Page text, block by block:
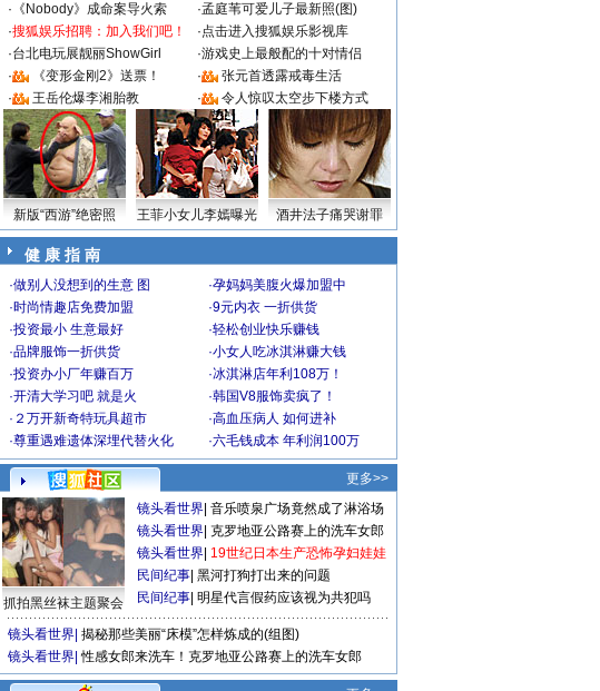
· 《Nobody》成命案导火索 ·孟庭苇可爱儿子最新照(图)
·搜狐娱乐招聘：加入我们吧！ ·点击进入搜狐娱乐影视库
·台北电玩展靓丽ShowGirl ·游戏史上最般配的十对情侣
·
《变形金刚2》送票！ ·
张元首透露戒毒生活
·
王岳伦爆李湘胎教 · 令人惊叹太空步下楼方式
新版“西游”绝密照 王菲小女儿李嫣曝光 酒井法子痛哭谢罪
健 康 指 南
·做别人没想到的生意 图 ·孕妈妈美腹火爆加盟中
·时尚情趣店免费加盟 ·9元内衣 一折供货
·投资最小 生意最好 ·轻松创业快乐赚钱
·品牌服饰一折供货 ·小女人吃冰淇淋赚大钱
·投资办小厂年赚百万 ·冰淇淋店年利108万！
·开清大学习吧 就是火 ·韩国V8服饰卖疯了！
· ２万开新奇特玩具超市 ·高血压病人 如何进补
·尊重遇难遗体深埋代替火化 ·六毛钱成本 年利润100万
更多>>
抓拍黑丝袜主题聚会
镜头看世界 音乐喷泉广场竟然成了淋浴场
镜头看世界 克罗地亚公路赛上的洗车女郎
镜头看世界 19世纪日本生产恐怖孕妇娃娃
民间纪事 黑河打狗打出来的问题
民间纪事 明星代言假药应该视为共犯吗
镜头看世界 揭秘那些美丽“床模”怎样炼成的(组图)
镜头看世界 性感女郎来洗车！克罗地亚公路赛上的洗车女郎